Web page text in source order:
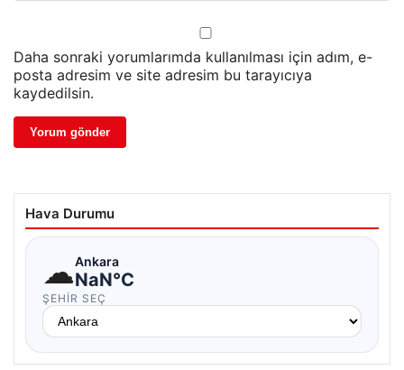
Daha sonraki yorumlarımda kullanılması için adım, e-
posta adresim ve site adresim bu tarayıcıya
kaydedilsin.
Hava Durumu
☁Ankara
NaN°C
ŞEHIR SEÇ